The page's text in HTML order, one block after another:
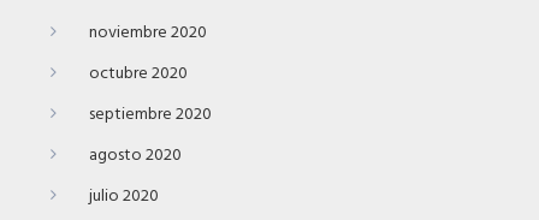
noviembre 2020
octubre 2020
septiembre 2020
agosto 2020
julio 2020